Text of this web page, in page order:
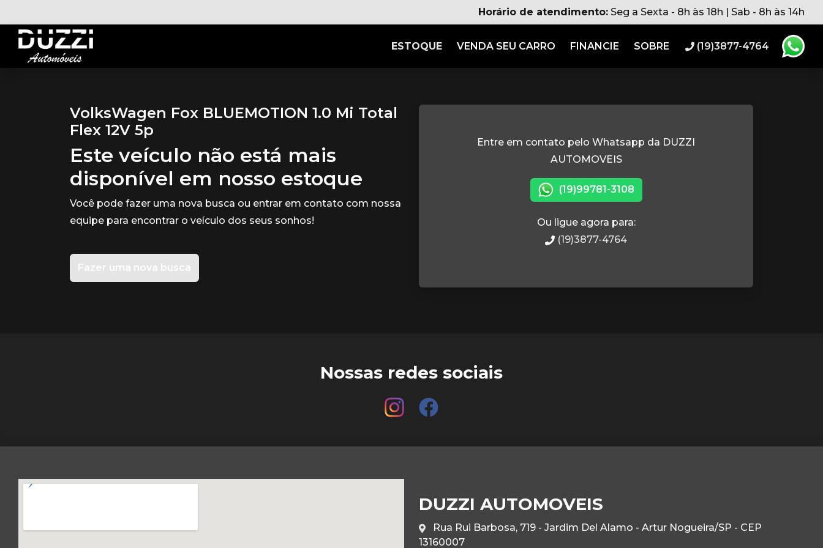
Horário de atendimento: Seg a Sexta - 8h às 18h | Sab - 8h às 14h
ESTOQUE VENDA SEU CARRO FINANCIE SOBRE (19)3877-4764
VolksWagen Fox BLUEMOTION 1.0 Mi Total
Flex 12V 5p
Este veículo não está mais
disponível em nosso estoque
Você pode fazer uma nova busca ou entrar em contato com nossa
equipe para encontrar o veículo dos seus sonhos!
Fazer uma nova busca
Entre em contato pelo Whatsapp da DUZZI
AUTOMOVEIS
(19)99781-3108
Ou ligue agora para:
(19)3877-4764
Nossas redes sociais
DUZZI AUTOMOVEIS
Rua Rui Barbosa, 719 - Jardim Del Alamo - Artur Nogueira/SP - CEP
13160007